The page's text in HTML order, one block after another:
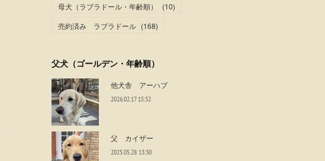
母犬（ラブラドール・年齢順）
(10)
売約済み ラブラドール (168)
父犬（ゴールデン・年齢順）
他犬舎 アーハブ
2026.02.17 15:32
父 カイザー
2025.05.28 13:30